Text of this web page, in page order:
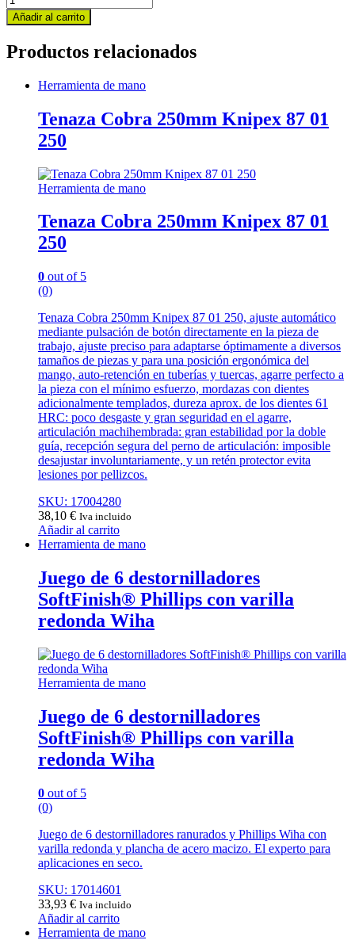
Mannesmann
M98430
215
Añadir al carrito
Productos relacionados
Herramienta de mano
Tenaza Cobra 250mm Knipex 87 01
250
Herramienta de mano
Tenaza Cobra 250mm Knipex 87 01
250
0 out of 5
(0)
Tenaza Cobra 250mm Knipex 87 01 250, ajuste automático
mediante pulsación de botón directamente en la pieza de
trabajo, ajuste preciso para adaptarse óptimamente a diversos
tamaños de piezas y para una posición ergonómica del
mango, auto-retención en tuberías y tuercas, agarre perfecto a
la pieza con el mínimo esfuerzo, mordazas con dientes
adicionalmente templados, dureza aprox. de los dientes 61
HRC: poco desgaste y gran seguridad en el agarre,
articulación machihembrada: gran estabilidad por la doble
guía, recepción segura del perno de articulación: imposible
desajustar involuntariamente, y un retén protector evita
lesiones por pellizcos.
SKU: 17004280
38,10 € Iva incluido
Añadir al carrito
Herramienta de mano
Juego de 6 destornilladores
SoftFinish® Phillips con varilla
redonda Wiha
Herramienta de mano
Juego de 6 destornilladores
SoftFinish® Phillips con varilla
redonda Wiha
0 out of 5
(0)
Juego de 6 destornilladores ranurados y Phillips Wiha con
varilla redonda y plancha de acero macizo. El experto para
aplicaciones en seco.
SKU: 17014601
33,93 € Iva incluido
Añadir al carrito
Herramienta de mano